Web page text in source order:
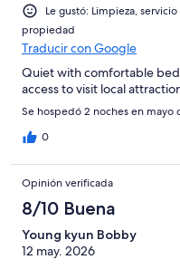
Le gustó: Limpieza,
propiedad
Traducir con Google
Quiet with comfortable
access to visit local
Se hospedó 2 noches en mayo
0
Opinión verificada
8/10 Buena
Young kyun Bobby
12 may. 2026